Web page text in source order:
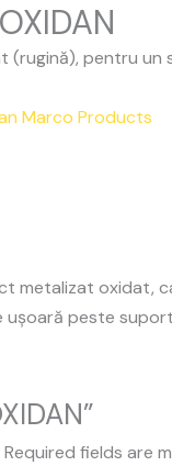
(rugină), pentru un
Marco Products
metalizat
ușoară peste
Required fields are